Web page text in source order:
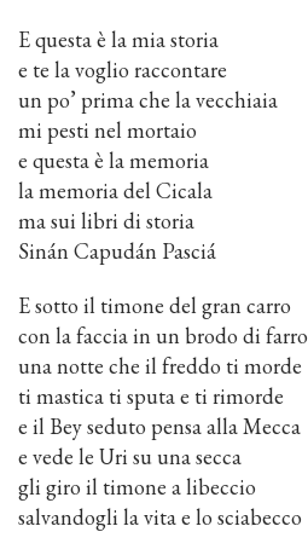
E questa è la mia storia
e te la voglio raccontare
un po’ prima che la vecchiaia
mi pesti nel mortaio
e questa è la memoria
la memoria del Cicala
ma sui libri di storia
Sinán Capudán Pasciá
E sotto il timone del gran carro
con la faccia in un brodo di farro
una notte che il freddo ti morde
ti mastica ti sputa e ti rimorde
e il Bey seduto pensa alla Mecca
e vede le Uri su una secca
gli giro il timone a libeccio
salvandogli la vita e lo sciabecco